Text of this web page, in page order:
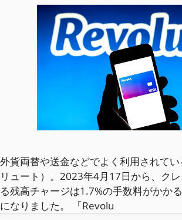
外貨両替や送金などでよく利用されて
リュート）。2023年4月17日から、ク
る残高チャージは1.7%の手数料がかか
になりました。 「Revolu